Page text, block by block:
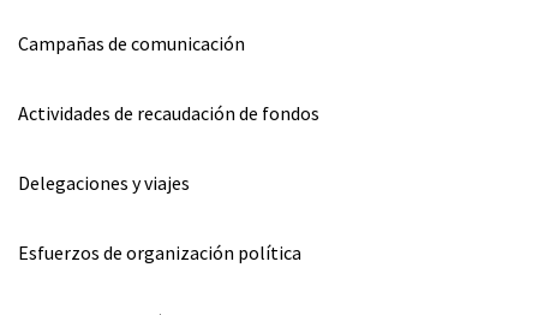
Campañas de comunicación
Actividades de recaudación de fondos
Delegaciones y viajes
Esfuerzos de organización política